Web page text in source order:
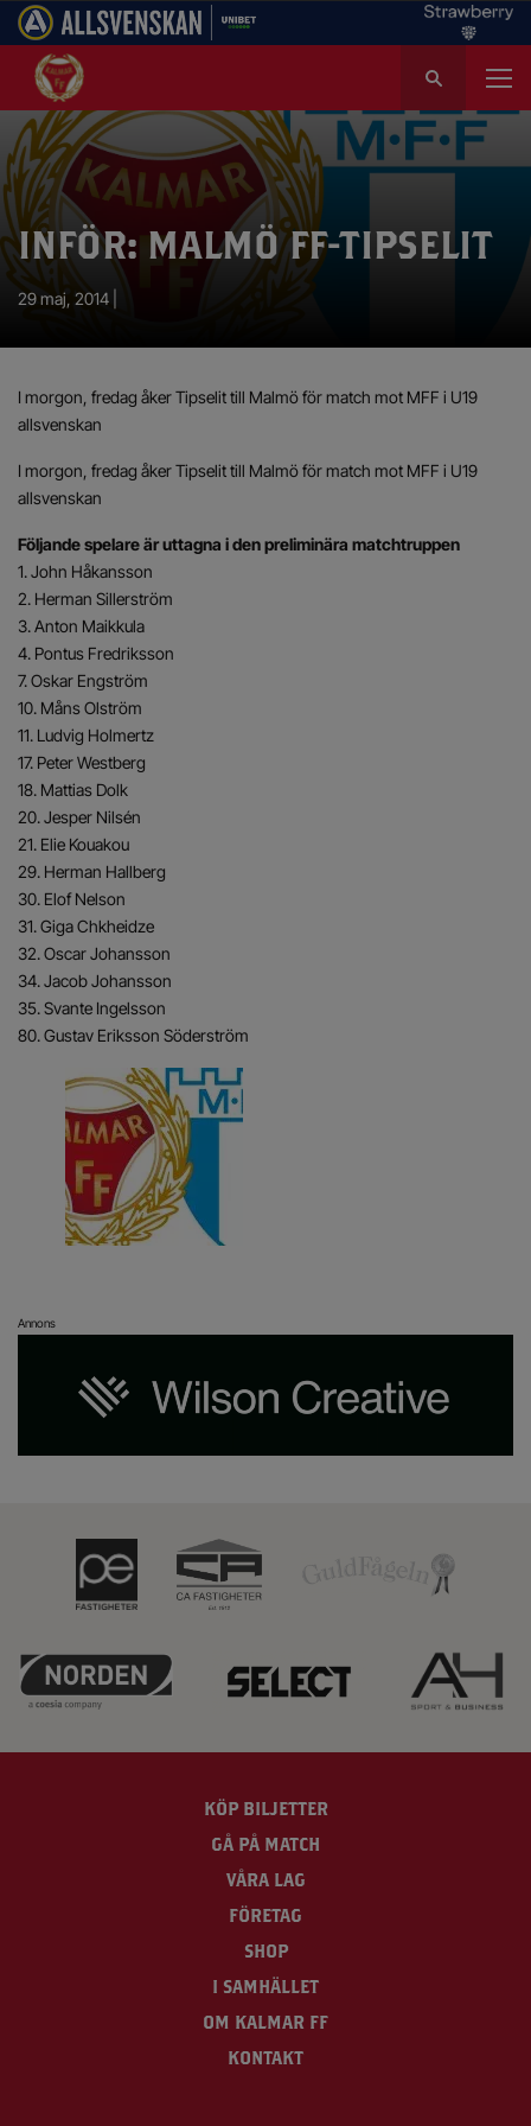
k
e
f
INFÖR: MALMÖ FF-TIPSELIT
29 maj, 2014 |
I morgon, fredag åker Tipselit till Malmö för match mot MFF i U19
allsvenskan
I morgon, fredag åker Tipselit till Malmö för match mot MFF i U19
allsvenskan
Följande spelare är uttagna i den preliminära matchtruppen
1. John Håkansson
2. Herman Sillerström
3. Anton Maikkula
4. Pontus Fredriksson
7. Oskar Engström
10. Måns Olström
11. Ludvig Holmertz
17. Peter Westberg
18. Mattias Dolk
20. Jesper Nilsén
21. Elie Kouakou
29. Herman Hallberg
30. Elof Nelson
31. Giga Chkheidze
32. Oscar Johansson
34. Jacob Johansson
35. Svante Ingelsson
80. Gustav Eriksson Söderström
Annons
KÖP BILJETTER
GÅ PÅ MATCH
VÅRA LAG
FÖRETAG
SHOP
I SAMHÄLLET
OM KALMAR FF
KONTAKT